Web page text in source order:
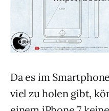
Da es im
viel zu holen gibt,